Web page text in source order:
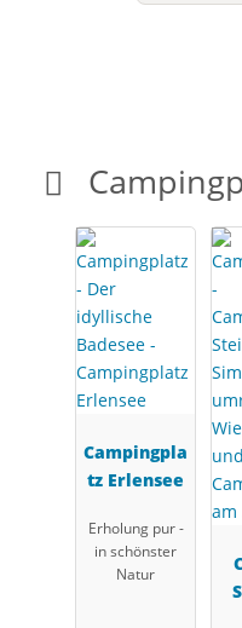
Campingpla
tz Erlensee
Erholung pur -
in schönster
Natur